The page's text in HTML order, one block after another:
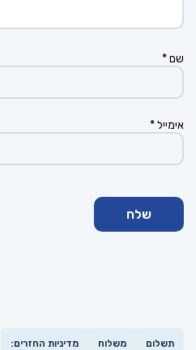
שם*
אימייל*
תשלום משלוח מדיניות החזרים: